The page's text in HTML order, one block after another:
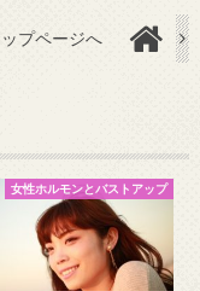
ップページへ
女性ホルモンとバストアップ